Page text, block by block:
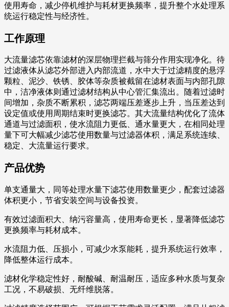
使用寿命，减少停机维护与耗材更换频率，提升整个水处理系
统运行稳定性与经济性。
工作原理
大流量滤芯依靠滤材的深层物理拦截与筛分作用实现净化。待
过滤液体从滤芯外部进入内部流道，水中大于过滤精度的悬浮
颗粒、泥沙、铁锈、胶体等杂质被截留在滤材表面与内部孔隙
中，洁净液体则通过滤材结构从中心管汇集流出。随着过滤时
间增加，杂质不断累积，滤芯两端压差逐步上升，当压差达到
设定值或使用周期结束时更换滤芯。其大流量结构优化了流体
通道与过滤面积，使水流阻力更低、通水量更大，在相同处理
量下可大幅减少滤芯使用数量与过滤器体积，满足系统连续、
稳定、大流量运行要求。
产品优势
单支通量大，同等处理水量下滤芯使用数量更少，配套过滤器
体积更小，节省安装空间与设备投资。
有效过滤面积大、纳污容量高，使用寿命更长，显著降低滤芯
更换频率与耗材成本。
水流阻力低、压损小，可减少水泵能耗，提升系统运行效率，
降低整体运行成本。
滤材化学稳定性好，耐酸碱、耐温耐压，适应多种水质与复杂
工况，不易破损、无纤维脱落。